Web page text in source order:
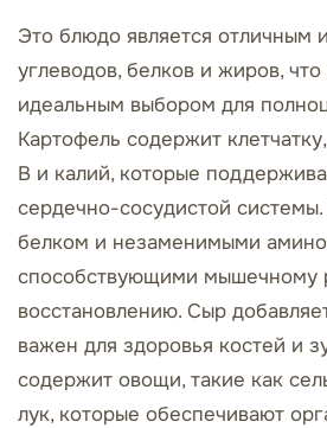
Это блюдо является отличным
углеводов, белков и жиров, что
идеальным выбором для
Картофель содержит
B и калий, которые
сердечно-сосудистой
белком и незаменимыми
способствующими мышечному
восстановлению. Сыр
важен для здоровья костей и
содержит овощи, такие как
лук, которые обеспечивают